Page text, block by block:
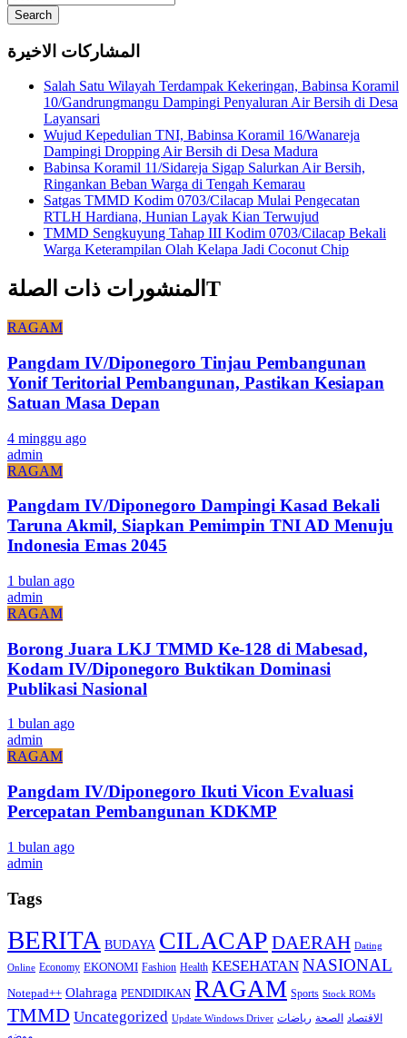
Search
المشاركات الاخيرة
Salah Satu Wilayah Terdampak Kekeringan, Babinsa Koramil
10/Gandrungmangu Dampingi Penyaluran Air Bersih di Desa
Layansari
Wujud Kepedulian TNI, Babinsa Koramil 16/Wanareja
Dampingi Dropping Air Bersih di Desa Madura
Babinsa Koramil 11/Sidareja Sigap Salurkan Air Bersih,
Ringankan Beban Warga di Tengah Kemarau
Satgas TMMD Kodim 0703/Cilacap Mulai Pengecatan
RTLH Hardiana, Hunian Layak Kian Terwujud
TMMD Sengkuyung Tahap III Kodim 0703/Cilacap Bekali
Warga Keterampilan Olah Kelapa Jadi Coconut Chip
المنشورات ذات الصلةT
RAGAM
Pangdam IV/Diponegoro Tinjau Pembangunan
Yonif Teritorial Pembangunan, Pastikan Kesiapan
Satuan Masa Depan
4 minggu ago
admin
RAGAM
Pangdam IV/Diponegoro Dampingi Kasad Bekali
Taruna Akmil, Siapkan Pemimpin TNI AD Menuju
Indonesia Emas 2045
1 bulan ago
admin
RAGAM
Borong Juara LKJ TMMD Ke-128 di Mabesad,
Kodam IV/Diponegoro Buktikan Dominasi
Publikasi Nasional
1 bulan ago
admin
RAGAM
Pangdam IV/Diponegoro Ikuti Vicon Evaluasi
Percepatan Pembangunan KDKMP
1 bulan ago
admin
Tags
BERITA BUDAYA CILACAP DAERAH Dating
Online Economy EKONOMI Fashion Health KESEHATAN NASIONAL
Notepad++ Olahraga PENDIDIKAN RAGAM Sports Stock ROMs
TMMD Uncategorized Update Windows Driver الاقتصاد الصحة رياضات